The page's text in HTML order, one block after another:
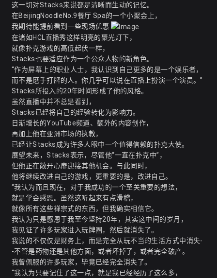
这一切对Stacks来说都是清晰而生动的记忆。
在BeijingNoodleNo.9餐厅 Spa的一个小聚会上，
我期待能提前看到一些现场优惠
在诸如HCL直播秀这样明亮的聚光灯下，
就像扑克游戏的高低起伏一样，
Stacks也要适应作为一个公众人物的新角色。
“作为屏幕上的职业人士，我认识到自己更多的是一个娱乐者，
而不是磨手打牌的人。你几乎可以说在直播上扮演一个演员。”
Stacks所投入的20年时间形成了他的风格。
虽然直播中并不总是看到，
Stacks已经将自己的经验转化为影响力。
日渐增长的YouTube频道、额外的内容创作，
再加上他在亚洲市场的执教，
已经让Stacks成为许多人眼中一个值得信赖的扑克大使。
展望未来，Stacks表示，尽管他“一直在扑克中”，
但他正在敞开心扉迎接其他机会。与此同时，
他将继续改进自己的游戏，更重要的是，改进自己。
“我认为而且现在，对于我成功的一个至关重要的想法，
就是学会感恩。虽然这听起来有点滑稽，
就像所有这些禅宗式的东西，但我确实相信它。
我认为只是感恩于我至今坚持20年，其实这中间的岁月，
我见证了许多玩家进入玩牌圈，然后就消失了。
我说的不仅仅是财务上，而是完全从玩不当的生活方式中消失-
-不管是药物还是其他方面，或者坏掉了，或者完全破产。
我曾佩服的许多玩家，毕竟已经完全消失了。
“我认为只要记住了这一点，就是我已经经历了这么多，